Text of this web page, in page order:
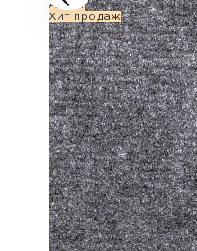
Акция
Хит продаж